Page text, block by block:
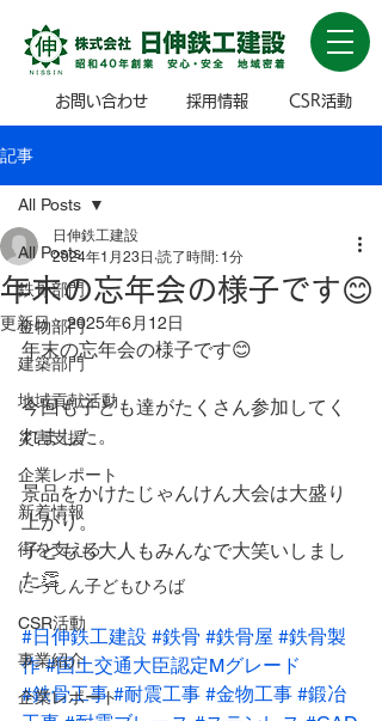
お問い合わせ 採用情報 CSR活動
記事
All Posts
鉄骨部門
金物部門
建築部門
地域貢献活動
災害支援
企業レポート
新着情報
街を支える
にっしん子どもひろば
CSR活動
事業紹介
企業レポート
All Posts
年末の忘年会の様子です😊
日伸鉄工建設
2024年1月23日 読了時間: 1分
更新日：2025年6月12日
年末の忘年会の様子です😊
今回も子ども達がたくさん参加してく
れました。
景品をかけたじゃんけん大会は大盛り
上がり。
子どもも大人もみんなで大笑いしまし
た👏
#日伸鉄工建設 #鉄骨 #鉄骨屋 #鉄骨製
作 #国土交通大臣認定Mグレード
#鉄骨工事 #耐震工事 #金物工事 #鍛冶